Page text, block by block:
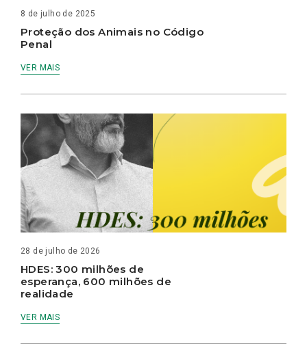
8 de julho de 2025
Proteção dos Animais no Código
Penal
VER MAIS
28 de julho de 2026
HDES: 300 milhões de
esperança, 600 milhões de
realidade
VER MAIS